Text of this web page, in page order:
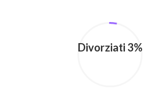
Divorziati 3%